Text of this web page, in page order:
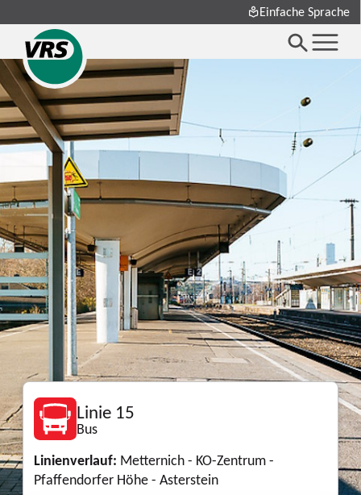
Einfache Sprache
Linie 15
Bus
Linienverlauf: Metternich - KO-Zentrum -
Pfaffendorfer Höhe - Asterstein